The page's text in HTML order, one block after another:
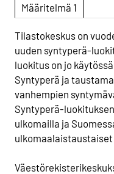
Määritelmä 1
Tilastokeskus on
uuden syntyperä-
luokitus on jo
Syntyperä ja
vanhempien
Syntyperä-
ulkomailla ja